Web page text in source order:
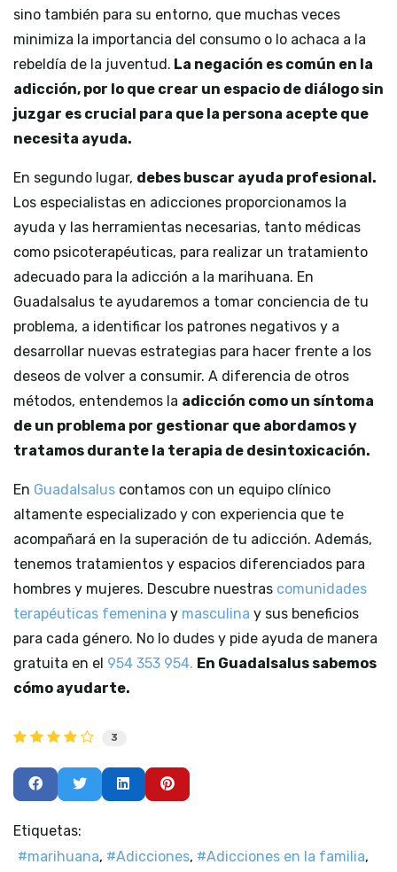
sino también para su entorno, que muchas veces
minimiza la importancia del consumo o lo achaca a la
rebeldía de la juventud. La negación es común en la
adicción, por lo que crear un espacio de diálogo sin
juzgar es crucial para que la persona acepte que
necesita ayuda.
En segundo lugar, debes buscar ayuda profesional.
Los especialistas en adicciones proporcionamos la
ayuda y las herramientas necesarias, tanto médicas
como psicoterapéuticas, para realizar un tratamiento
adecuado para la adicción a la marihuana. En
Guadalsalus te ayudaremos a tomar conciencia de tu
problema, a identificar los patrones negativos y a
desarrollar nuevas estrategias para hacer frente a los
deseos de volver a consumir. A diferencia de otros
métodos, entendemos la adicción como un síntoma
de un problema por gestionar que abordamos y
tratamos durante la terapia de desintoxicación.
En Guadalsalus contamos con un equipo clínico
altamente especializado y con experiencia que te
acompañará en la superación de tu adicción. Además,
tenemos tratamientos y espacios diferenciados para
hombres y mujeres. Descubre nuestras comunidades
terapéuticas femenina y masculina y sus beneficios
para cada género. No lo dudes y pide ayuda de manera
gratuita en el 954 353 954. En Guadalsalus sabemos
cómo ayudarte.
3
Etiquetas:
marihuana
Adicciones
Adicciones en la familia